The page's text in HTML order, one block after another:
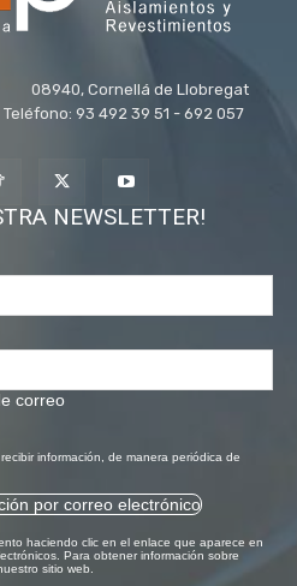
Cornellá de Llobregat
93 492 39 51 - 692 057
NEWSLETTER!
correo
información, de manera periódica de
por correo electrónico
haciendo clic en el enlace que aparece en
Para obtener información sobre
sitio web.